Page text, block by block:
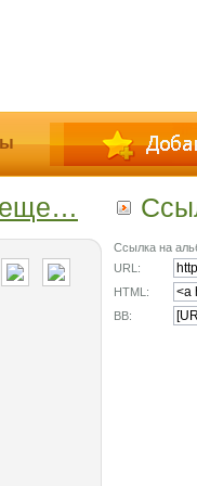
еще…
Ссылка на
URL:
HTML:
BB: